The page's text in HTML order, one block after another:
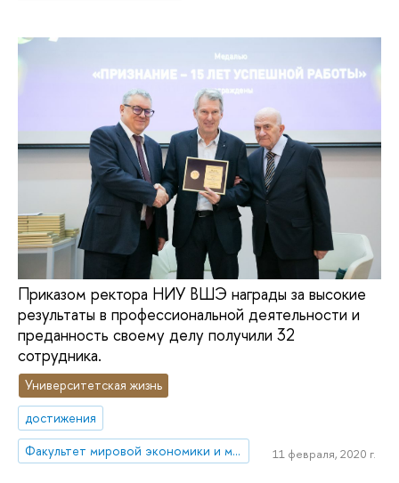
Приказом ректора НИУ ВШЭ награды за высокие
результаты в профессиональной деятельности и
преданность своему делу получили 32
сотрудника.
Университетская жизнь
достижения
Факультет мировой экономики и мировой политики
11 февраля, 2020 г.